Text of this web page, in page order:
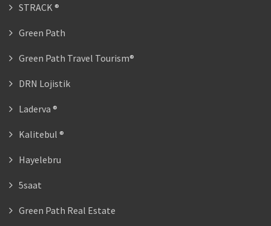
STRACK ®
Green Path
Green Path Travel Tourism®
DRN Lojistik
Laderva ®
Kalitebul ®
Hayelebru
5saat
Green Path Real Estate